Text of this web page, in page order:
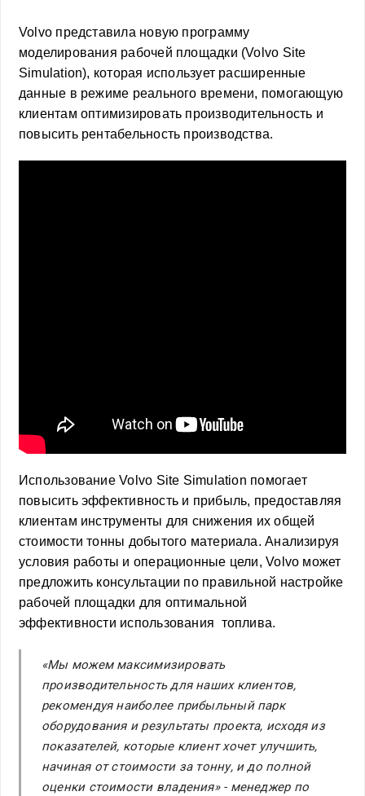
Volvo представила новую программу
моделирования рабочей площадки (Volvo Site
Simulation), которая использует расширенные
данные в режиме реального времени, помогающую
клиентам оптимизировать производительность и
повысить рентабельность производства.
Использование Volvo Site Simulation помогает
повысить эффективность и прибыль, предоставляя
клиентам инструменты для снижения их общей
стоимости тонны добытого материала. Анализируя
условия работы и операционные цели, Volvo может
предложить консультации по правильной настройке
рабочей площадки для оптимальной
эффективности использования топлива.
«Мы можем максимизировать
производительность для наших клиентов,
рекомендуя наиболее прибыльный парк
оборудования и результаты проекта, исходя из
показателей, которые клиент хочет улучшить,
начиная от стоимости за тонну, и до полной
оценки стоимости владения» - менеджер по